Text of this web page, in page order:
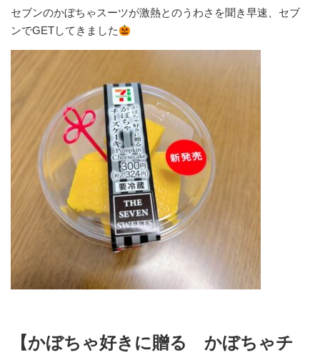
セブンのかぼちゃスーツが激熱とのうわさを聞き早速、セブ
ンでGETしてきました
【かぼちゃ好きに贈る かぼちゃチ